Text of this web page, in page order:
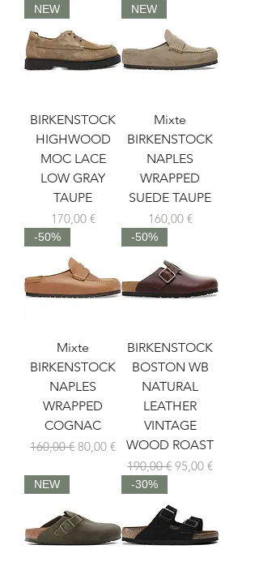
NEW
BIRKENSTOCK
HIGHWOOD
MOC LACE
LOW GRAY
TAUPE
Prix
170,00 €
NEW
Mixte
BIRKENSTOCK
NAPLES
WRAPPED
SUEDE TAUPE
Prix
160,00 €
-50%
Mixte
BIRKENSTOCK
NAPLES
WRAPPED
COGNAC
Prix original
160,00 € Prix promotionnel
80,00 €
-50%
BIRKENSTOCK
BOSTON WB
NATURAL
LEATHER
VINTAGE
WOOD ROAST
Prix original
190,00 € Prix
95,00 €
NEW -30%